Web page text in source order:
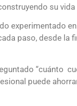
su vida
experimentado
paso, desde la
“cuánto
puede